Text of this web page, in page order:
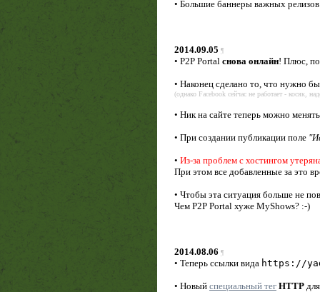
• Большие баннеры важных
2014.09.05 ¶
• P2P Portal снова онлайн! Плюс,
• Наконец сделано то, что нужно
(однако Facebook сейчас не работает - косяк,
• Ник на сайте теперь можно
• При создании публикации поле
• Из-за проблем с хостингом
При этом все добавленные за это
• Чтобы эта ситуация больше не
Чем P2P Portal хуже MyShows? :-)
2014.08.06 ¶
• Теперь ссылки вида https://
• Новый специальный тег HTTP